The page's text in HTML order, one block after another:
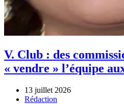
V. Club : des
« vendre » l’équipe
13 juillet 2026
Author
Rédaction